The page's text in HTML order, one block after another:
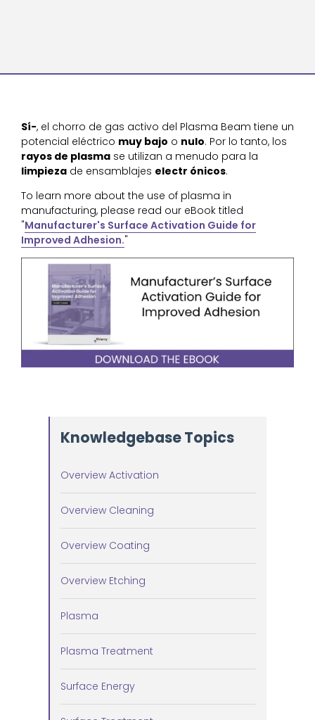
Sí-, el chorro de gas activo del Plasma Beam tiene un
potencial eléctrico muy bajo o nulo. Por lo tanto, los
rayos de plasma se utilizan a menudo para la
limpieza de ensamblajes electr ónicos.
To learn more about the use of plasma in
manufacturing, please read our eBook titled
"Manufacturer's Surface Activation Guide for
Improved Adhesion."
Knowledgebase Topics
Overview Activation
Overview Cleaning
Overview Coating
Overview Etching
Plasma
Plasma Treatment
Surface Energy